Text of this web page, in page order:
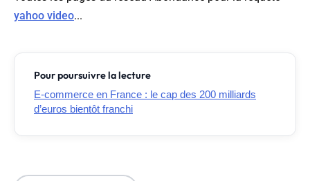
yahoo video...
Pour poursuivre la lecture
E-commerce en France : le cap des 200 milliards
d’euros bientôt franchi